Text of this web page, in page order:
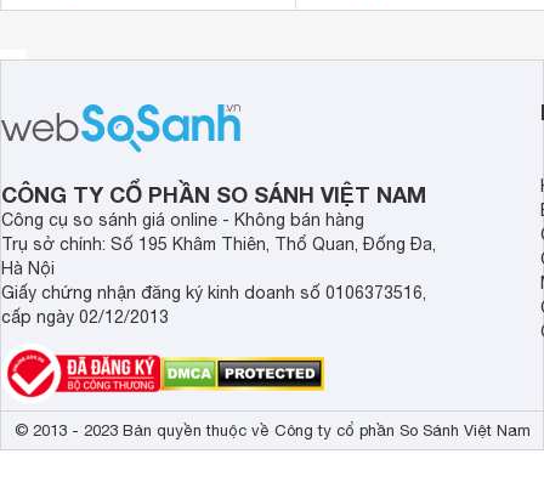
CÔNG TY CỔ PHẦN SO SÁNH VIỆT NAM
Công cụ so sánh giá online - Không bán hàng
Trụ sở chính: Số 195 Khâm Thiên, Thổ Quan, Đống Đa,
Hà Nội
Giấy chứng nhận đăng ký kinh doanh số 0106373516,
cấp ngày 02/12/2013
© 2013 - 2023 Bản quyền thuộc về Công ty cổ phần So Sánh Việt Nam